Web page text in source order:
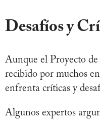
Desafíos y
Aunque el Proyecto
recibido por muchos
enfrenta críticas y
Algunos expertos